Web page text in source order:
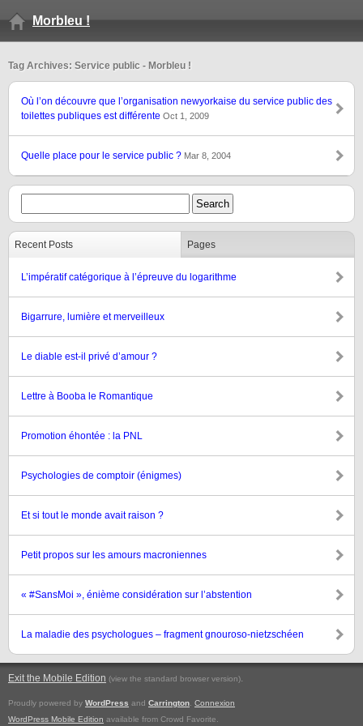
Morbleu !
Tag Archives: Service public - Morbleu !
Où l’on découvre que l’organisation newyorkaise du service public des
toilettes publiques est différente Oct 1, 2009
Quelle place pour le service public ? Mar 8, 2004
Recent Posts Pages
L’impératif catégorique à l’épreuve du logarithme
Bigarrure, lumière et merveilleux
Le diable est-il privé d’amour ?
Lettre à Booba le Romantique
Promotion éhontée : la PNL
Psychologies de comptoir (énigmes)
Et si tout le monde avait raison ?
Petit propos sur les amours macroniennes
« #SansMoi », énième considération sur l’abstention
La maladie des psychologues – fragment gnouroso-nietzschéen
Exit the Mobile Edition (view the standard browser version).
Proudly powered by WordPress and Carrington Connexion
WordPress Mobile Edition available from Crowd Favorite.